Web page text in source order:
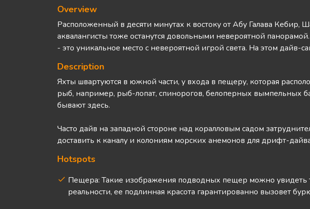
Overview
Расположенный в десяти минутах к востоку от Абу Галава
аквалангисты тоже останутся довольными невероятной
- это уникальное место с невероятной игрой света. На этом дайв-
Description
Яхты швартуются в южной части, у входа в пещеру, которая
рыб, например, рыб-лопат, спинорогов, белоперных вымпельных
бывают здесь.
Часто дайв на западной стороне над коралловым садом
доставить к каналу и колониям морских анемонов для дрифт-
Hotspots
Пещера: Такие изображения подводных пещер можно увидеть
реальности, ее подлинная красота гарантированно вызовет